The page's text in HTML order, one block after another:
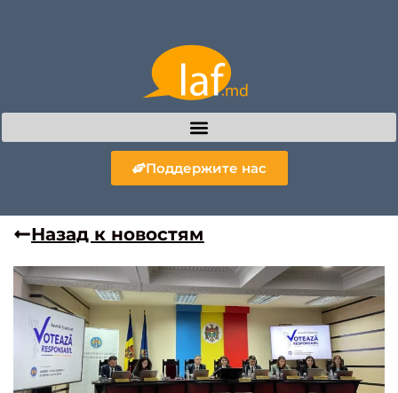
Поддержите нас
Назад к новостям